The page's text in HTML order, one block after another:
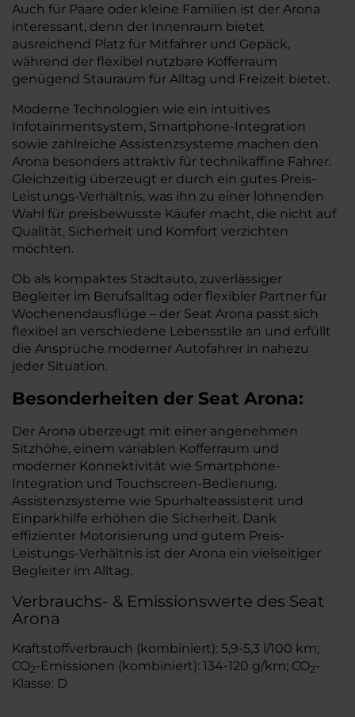
Auch für Paare oder kleine Familien ist der Arona
interessant, denn der Innenraum bietet
ausreichend Platz für Mitfahrer und Gepäck,
während der flexibel nutzbare Kofferraum
genügend Stauraum für Alltag und Freizeit bietet.
Moderne Technologien wie ein intuitives
Infotainmentsystem, Smartphone-Integration
sowie zahlreiche Assistenzsysteme machen den
Arona besonders attraktiv für technikaffine Fahrer.
Gleichzeitig überzeugt er durch ein gutes Preis-
Leistungs-Verhältnis, was ihn zu einer lohnenden
Wahl für preisbewusste Käufer macht, die nicht auf
Qualität, Sicherheit und Komfort verzichten
möchten.
Ob als kompaktes Stadtauto, zuverlässiger
Begleiter im Berufsalltag oder flexibler Partner für
Wochenendausflüge – der Seat Arona passt sich
flexibel an verschiedene Lebensstile an und erfüllt
die Ansprüche moderner Autofahrer in nahezu
jeder Situation.
Besonderheiten der Seat Arona:
Der Arona überzeugt mit einer angenehmen
Sitzhöhe, einem variablen Kofferraum und
moderner Konnektivität wie Smartphone-
Integration und Touchscreen-Bedienung.
Assistenzsysteme wie Spurhalteassistent und
Einparkhilfe erhöhen die Sicherheit. Dank
effizienter Motorisierung und gutem Preis-
Leistungs-Verhältnis ist der Arona ein vielseitiger
Begleiter im Alltag.
Verbrauchs- & Emissionswerte des Seat
Arona
Kraftstoffverbrauch (kombiniert): 5,9-5,3 l/100 km;
CO2-Emissionen (kombiniert): 134-120 g/km; CO2-
Klasse: D